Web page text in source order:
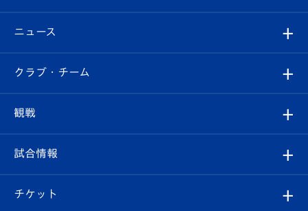
ニュース
すべて
クラブ
試合情報
クラブ・チーム
クラブ概要
観戦
観戦ルール
試合情報
試合日程/結果
チケット